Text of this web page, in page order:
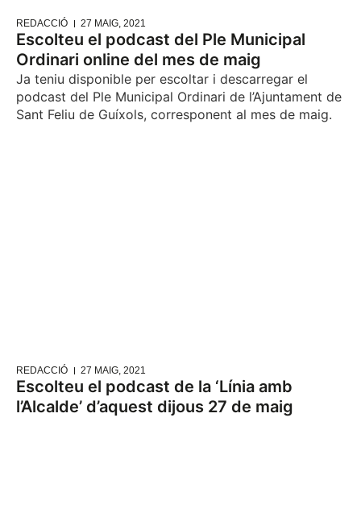
REDACCIÓ 27 MAIG, 2021
Escolteu el podcast del Ple Municipal
Ordinari online del mes de maig
Ja teniu disponible per escoltar i descarregar el
podcast del Ple Municipal Ordinari de l’Ajuntament de
Sant Feliu de Guíxols, corresponent al mes de maig.
REDACCIÓ 27 MAIG, 2021
Escolteu el podcast de la ‘Línia amb
l’Alcalde’ d’aquest dijous 27 de maig